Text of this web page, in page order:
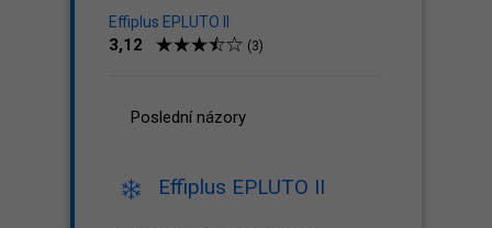
Effiplus EPLUTO II
3,12 (3)
Poslední názory
Effiplus EPLUTO II